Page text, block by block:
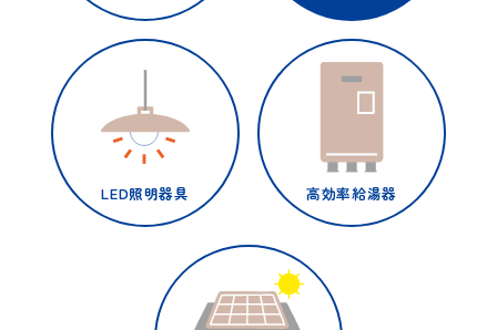
LED照明器具 高効率給湯器